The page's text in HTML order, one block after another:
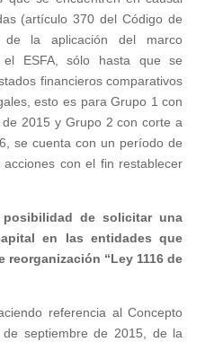
(artículo 370 del Código de
de la aplicación del marco
ESFA, sólo hasta que se
financieros comparativos
esto es para Grupo 1 con
2015 y Grupo 2 con corte a
se cuenta con un período de
con el fin restablecer
de solicitar una
en las entidades que
reorganización “Ley 1116 de
referencia al Concepto
septiembre de 2015, de la